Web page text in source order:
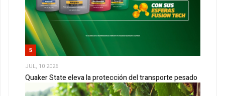
5
JUL, 10 2026
Quaker State eleva la protección del transporte pesado